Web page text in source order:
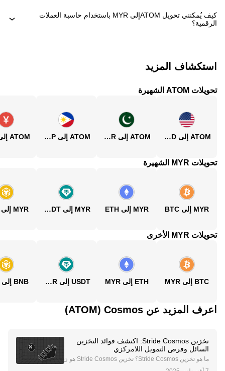
كيف يُمكنني تحويل ‏ATOMإلى ‏MYR باستخدام حاسبة العملات
الرقمية؟
استكشاف المزيد
تحويلات ATOM الشهيرة
ATOM إلى USD ATOM إلى PKR ATOM إلى PHP
تحويلات MYR الشهيرة
MYR إلى BTC MYR إلى ETH MYR إلى USDT MYR إلى BNB
تحويلات MYR الأخرى
BTC إلى MYR ETH إلى MYR USDT إلى MYR BNB إلى MYR
اعرف المزيد عن‏ Cosmos (‏ATOM)
تخزين Stride Cosmos: اكتشف فوائد التخزين
السائل وفرص التمويل اللامركزي
ما هو تخزين Stride Cosmos؟ تخزين Stride Cosmos هو ن